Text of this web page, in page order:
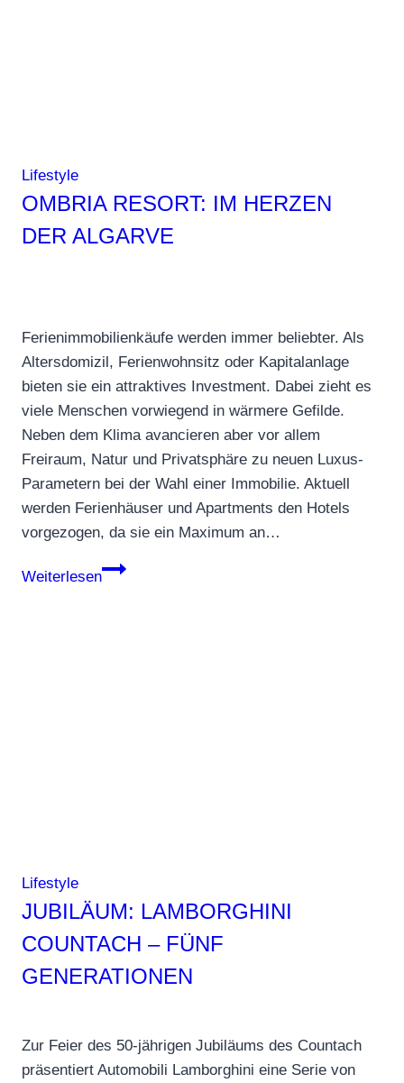
Lifestyle
OMBRIA RESORT: IM HERZEN
DER ALGARVE
Ferienimmobilienkäufe werden immer beliebter. Als
Altersdomizil, Ferienwohnsitz oder Kapitalanlage
bieten sie ein attraktives Investment. Dabei zieht es
viele Menschen vorwiegend in wärmere Gefilde.
Neben dem Klima avancieren aber vor allem
Freiraum, Natur und Privatsphäre zu neuen Luxus-
Parametern bei der Wahl einer Immobilie. Aktuell
werden Ferienhäuser und Apartments den Hotels
vorgezogen, da sie ein Maximum an…
Weiterlesen
Ombria
Lifestyle
JUBILÄUM: LAMBORGHINI
COUNTACH – FÜNF
GENERATIONEN
Zur Feier des 50-jährigen Jubiläums des Countach
präsentiert Automobili Lamborghini eine Serie von